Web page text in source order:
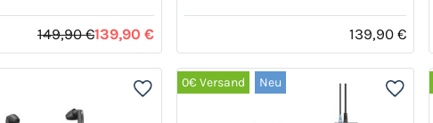
149,90 €139,90 € 139,90 €
0€ Versand Neu